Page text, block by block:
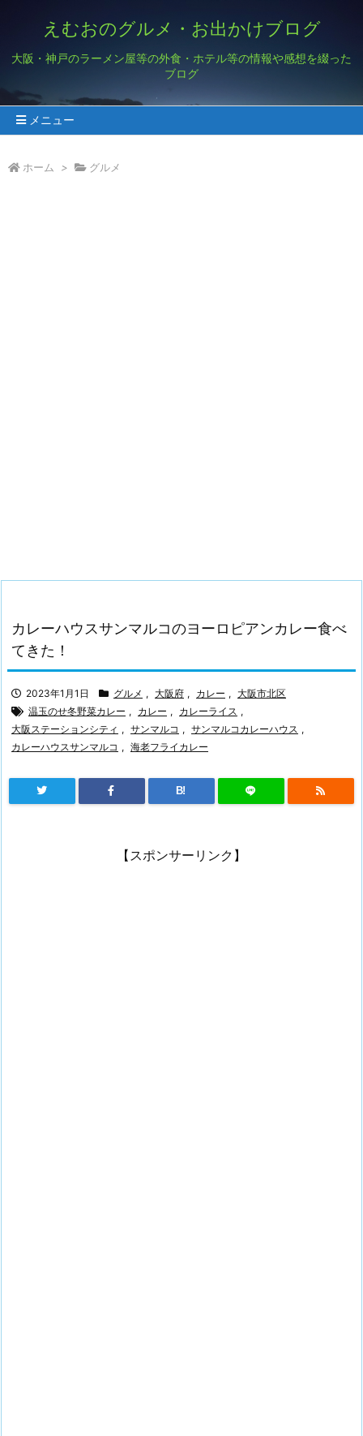
えむおのグルメ・お出かけブログ
大阪・神戸のラーメン屋等の外食・ホテル等の情報や感想を綴った
ブログ
メニュー
ホーム > グルメ
カレーハウスサンマルコのヨーロピアンカレー食べ
てきた！
2023年1月1日 グルメ , 大阪府 , カレー , 大阪市北区
温玉のせ冬野菜カレー , カレー , カレーライス ,
大阪ステーションシティ , サンマルコ , サンマルコカレーハウス ,
カレーハウスサンマルコ , 海老フライカレー
B!
【スポンサーリンク】